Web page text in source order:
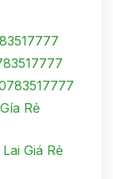
Rẻ
Giá Rẻ